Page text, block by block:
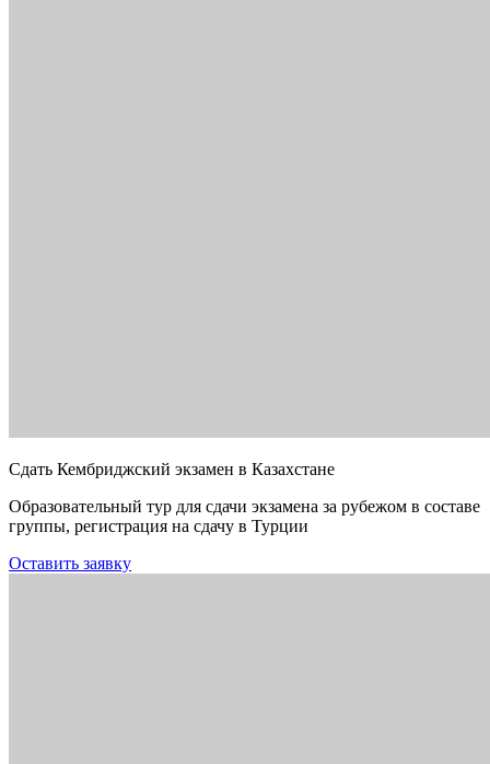
Сдать Кембриджский экзамен в Казахстане
Образовательный тур для сдачи экзамена за рубежом в составе
группы, регистрация на сдачу в Турции
Оставить заявку